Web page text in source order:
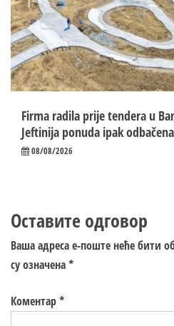
Firma radila prije tendera u
Jeftinija ponuda ipak odbačena
08/08/2026
Оставите одговор
Ваша адреса е-поште неће бити
су означена*
Коментар*